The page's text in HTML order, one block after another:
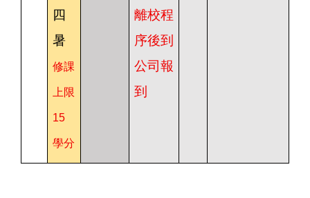
四
暑
修課
上限
15
學分
離校程
序後到
公司報
到